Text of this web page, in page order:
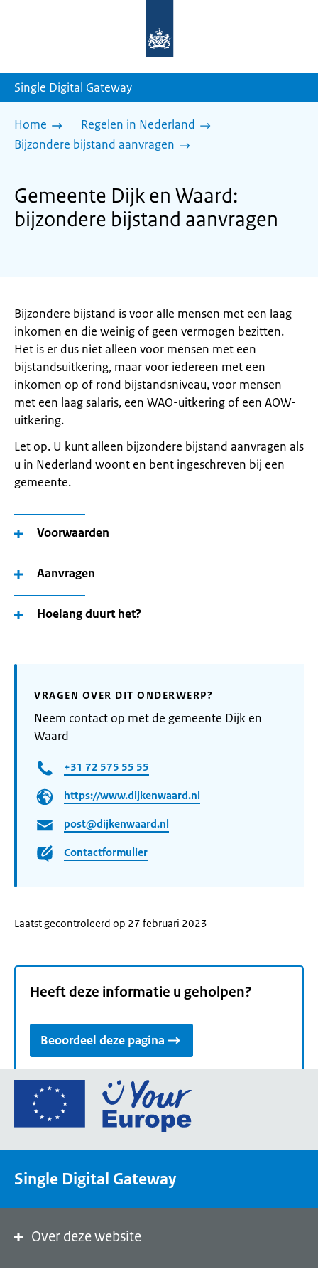
homepage
Single Digital Gateway
Home
Regelen in Nederland
Bijzondere bijstand aanvragen
Gemeente Dijk en Waard:
bijzondere bijstand aanvragen
Bijzondere bijstand is voor alle mensen met een laag
inkomen en die weinig of geen vermogen bezitten.
Het is er dus niet alleen voor mensen met een
bijstandsuitkering, maar voor iedereen met een
inkomen op of rond bijstandsniveau, voor mensen
met een laag salaris, een WAO-uitkering of een AOW-
uitkering.
Let op. U kunt alleen bijzondere bijstand aanvragen als
u in Nederland woont en bent ingeschreven bij een
gemeente.
Voorwaarden
Aanvragen
Hoelang duurt het?
VRAGEN OVER DIT ONDERWERP?
Neem contact op met de gemeente Dijk en
Waard
+31 72 575 55 55
https://www.dijkenwaard.nl
post@dijkenwaard.nl
Contactformulier
Laatst gecontroleerd op 27 februari 2023
Heeft deze informatie u geholpen?
Beoordeel deze pagina
Ga
de
een
de
Single Digital Gateway
Over deze website